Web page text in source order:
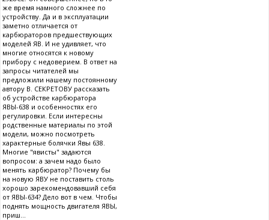
же время намного сложнее по
устройству. Да и в эксплуатации
заметно отличается от
карбюраторов предшествующих
моделей ЯВ. И не удивляет, что
многие относятся к новому
прибору с недоверием. В ответ на
запросы читателей мы
предложили нашему постоянному
автору В. СЕКРЕТОВУ рассказать
об устройстве карбюратора
ЯВЫ-638 и особенностях его
регулировки. Если интересны
родственные материалы по этой
модели, можно посмотреть
характерные болячки Явы 638.
Многие "явисты" задаются
вопросом: а зачем надо было
менять карбюратор? Почему бы
на новую ЯВУ не поставить столь
хорошо зарекомендовавший себя
от ЯВЫ-634? Дело вот в чем. Чтобы
поднять мощность двигателя ЯВЫ,
приш...